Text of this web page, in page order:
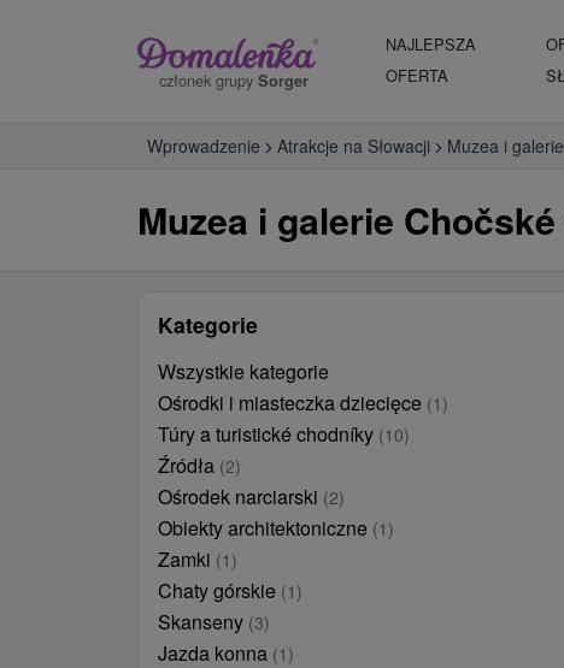
członek grupy Sorger
NAJLEPSZA
OFERTA
Wprowadzenie Atrakcje na Słowacji Muzea i galerie
Muzea i galerie
Kategorie
Wszystkie kategorie
Ośrodki i miasteczka dziecięce (1)
Túry a turistické chodníky (10)
Źródła (2)
Ośrodek narciarski (2)
Obiekty architektoniczne (1)
Zamki (1)
Chaty górskie (1)
Skanseny (3)
Jazda konna (1)